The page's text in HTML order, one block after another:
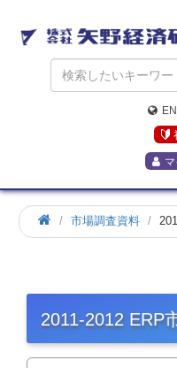
市場調査資料
2011-2012 ERP